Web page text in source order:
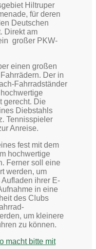
Hiltruper
für deren
Deutschen
Direkt am
großer PKW-
einen großen
Der in
Fahrradständer
gerecht. Die
Diebstahls
Tennisspieler
Anreise.
fest mit dem
hochwertige
Ferner soll eine
werden, um
ihrer E-
in eine
des Clubs
um kleinere
zu können.
o macht bitte mit